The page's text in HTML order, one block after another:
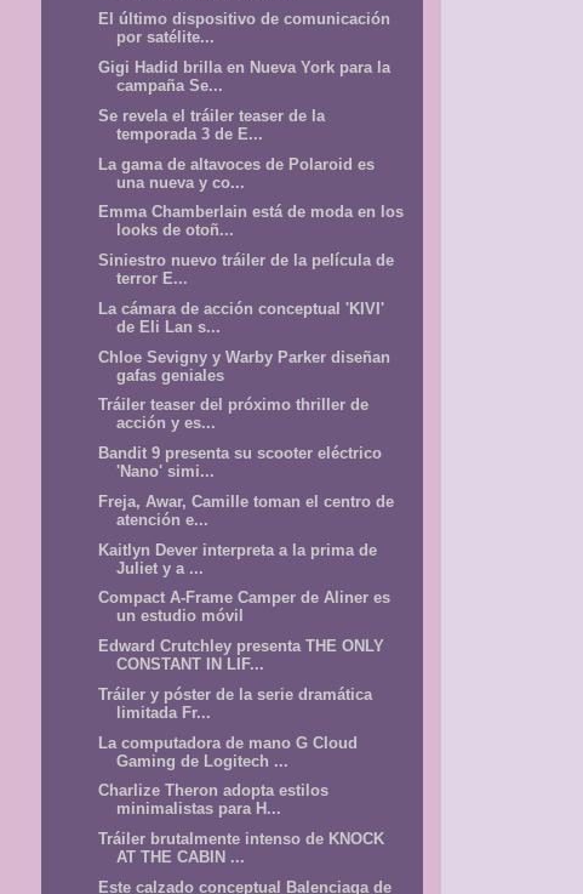
El último dispositivo de comunicación
por satélite...
Gigi Hadid brilla en Nueva York para la
campaña Se...
Se revela el tráiler teaser de la
temporada 3 de E...
La gama de altavoces de Polaroid es
una nueva y co...
Emma Chamberlain está de moda en los
looks de otoñ...
Siniestro nuevo tráiler de la película de
terror E...
La cámara de acción conceptual 'KIVI'
de Eli Lan s...
Chloe Sevigny y Warby Parker diseñan
gafas geniales
Tráiler teaser del próximo thriller de
acción y es...
Bandit 9 presenta su scooter eléctrico
'Nano' simi...
Freja, Awar, Camille toman el centro de
atención e...
Kaitlyn Dever interpreta a la prima de
Juliet y a ...
Compact A-Frame Camper de Aliner es
un estudio móvil
Edward Crutchley presenta THE ONLY
CONSTANT IN LIF...
Tráiler y póster de la serie dramática
limitada Fr...
La computadora de mano G Cloud
Gaming de Logitech ...
Charlize Theron adopta estilos
minimalistas para H...
Tráiler brutalmente intenso de KNOCK
AT THE CABIN ...
Este calzado conceptual Balenciaga de